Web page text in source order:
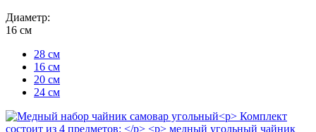
Диаметр:
16 см
28 см
16 см
20 см
24 см